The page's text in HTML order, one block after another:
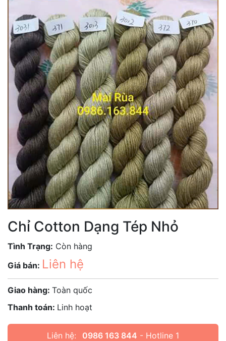
Chỉ Cotton Dạng Tép Nhỏ
Tình Trạng: Còn hàng
Giá bán: Liên hệ
Giao hàng: Toàn quốc
Thanh toán: Linh hoạt
Liên hệ: 0986 163 844 - Hotline 1